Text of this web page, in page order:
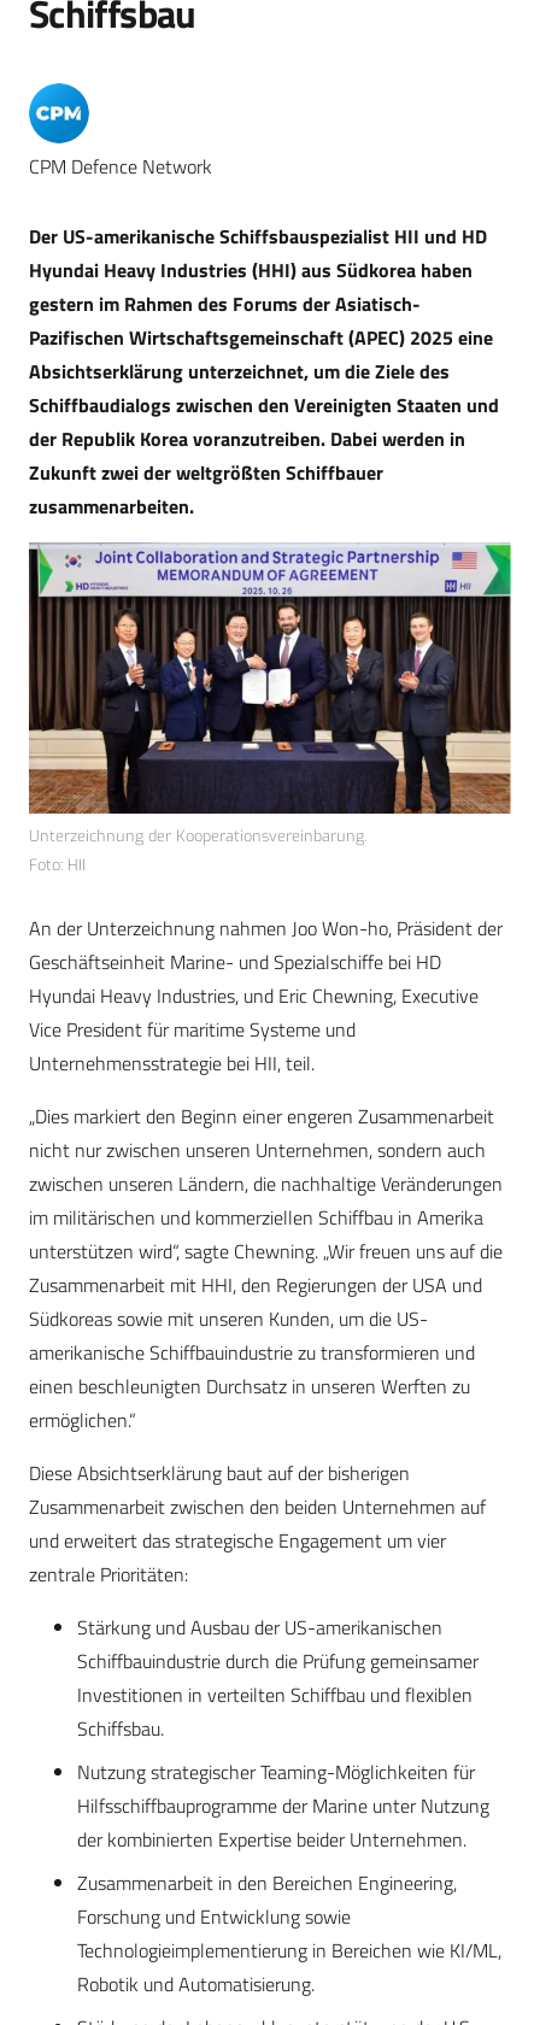
Schiffsbau
CPM Defence Network
Der US-amerikanische Schiffsbauspezialist HII und HD
Hyundai Heavy Industries (HHI) aus Südkorea haben
gestern im Rahmen des Forums der Asiatisch-
Pazifischen Wirtschaftsgemeinschaft (APEC) 2025 eine
Absichtserklärung unterzeichnet, um die Ziele des
Schiffbaudialogs zwischen den Vereinigten Staaten und
der Republik Korea voranzutreiben. Dabei werden in
Zukunft zwei der weltgrößten Schiffbauer
zusammenarbeiten.
Unterzeichnung der Kooperationsvereinbarung.
Foto: HII
An der Unterzeichnung nahmen Joo Won-ho, Präsident der
Geschäftseinheit Marine- und Spezialschiffe bei HD
Hyundai Heavy Industries, und Eric Chewning, Executive
Vice President für maritime Systeme und
Unternehmensstrategie bei HII, teil.
„Dies markiert den Beginn einer engeren Zusammenarbeit
nicht nur zwischen unseren Unternehmen, sondern auch
zwischen unseren Ländern, die nachhaltige Veränderungen
im militärischen und kommerziellen Schiffbau in Amerika
unterstützen wird“, sagte Chewning. „Wir freuen uns auf die
Zusammenarbeit mit HHI, den Regierungen der USA und
Südkoreas sowie mit unseren Kunden, um die US-
amerikanische Schiffbauindustrie zu transformieren und
einen beschleunigten Durchsatz in unseren Werften zu
ermöglichen.“
Diese Absichtserklärung baut auf der bisherigen
Zusammenarbeit zwischen den beiden Unternehmen auf
und erweitert das strategische Engagement um vier
zentrale Prioritäten:
Stärkung und Ausbau der US-amerikanischen
Schiffbauindustrie durch die Prüfung gemeinsamer
Investitionen in verteilten Schiffbau und flexiblen
Schiffsbau.
Nutzung strategischer Teaming-Möglichkeiten für
Hilfsschiffbauprogramme der Marine unter Nutzung
der kombinierten Expertise beider Unternehmen.
Zusammenarbeit in den Bereichen Engineering,
Forschung und Entwicklung sowie
Technologieimplementierung in Bereichen wie KI/ML,
Robotik und Automatisierung.